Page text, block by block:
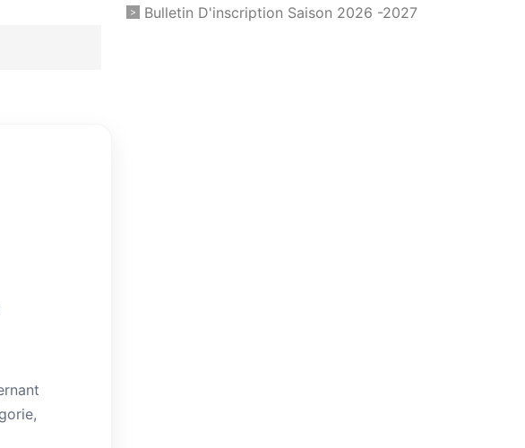
Bulletin D'inscription Saison 2026 -2027